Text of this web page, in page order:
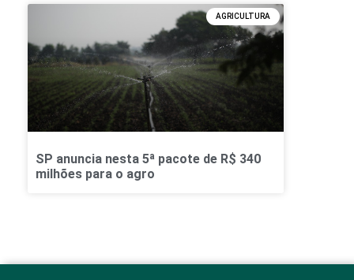
AGRICULTURA
SP anuncia nesta 5ª pacote de R$ 340
milhões para o agro